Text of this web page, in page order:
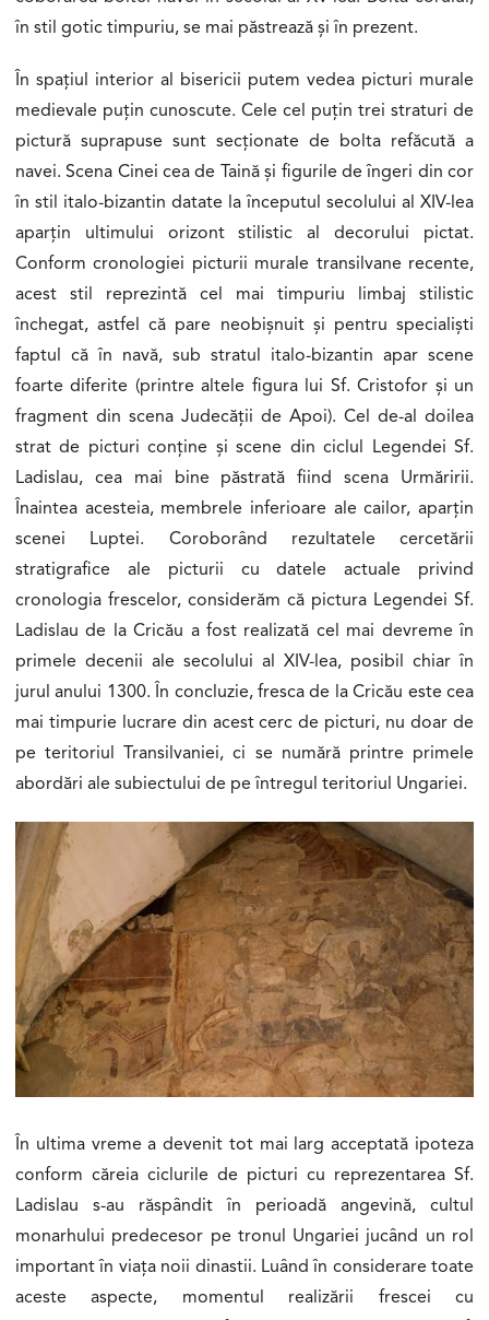
în stil gotic timpuriu, se mai păstrează și în prezent.
În spațiul interior al bisericii putem vedea picturi murale
medievale puțin cunoscute. Cele cel puțin trei straturi de
pictură suprapuse sunt secționate de bolta refăcută a
navei. Scena Cinei cea de Taină și figurile de îngeri din cor
în stil italo-bizantin datate la începutul secolului al XIV-lea
aparțin ultimului orizont stilistic al decorului pictat.
Conform cronologiei picturii murale transilvane recente,
acest stil reprezintă cel mai timpuriu limbaj stilistic
închegat, astfel că pare neobișnuit și pentru specialiști
faptul că în navă, sub stratul italo-bizantin apar scene
foarte diferite (printre altele figura lui Sf. Cristofor și un
fragment din scena Judecății de Apoi). Cel de-al doilea
strat de picturi conține și scene din ciclul Legendei Sf.
Ladislau, cea mai bine păstrată fiind scena Urmăririi.
Înaintea acesteia, membrele inferioare ale cailor, aparțin
scenei Luptei. Coroborând rezultatele cercetării
stratigrafice ale picturii cu datele actuale privind
cronologia frescelor, considerăm că pictura Legendei Sf.
Ladislau de la Cricău a fost realizată cel mai devreme în
primele decenii ale secolului al XIV-lea, posibil chiar în
jurul anului 1300. În concluzie, fresca de la Cricău este cea
mai timpurie lucrare din acest cerc de picturi, nu doar de
pe teritoriul Transilvaniei, ci se numără printre primele
abordări ale subiectului de pe întregul teritoriul Ungariei.
În ultima vreme a devenit tot mai larg acceptată ipoteza
conform căreia ciclurile de picturi cu reprezentarea Sf.
Ladislau s-au răspândit în perioadă angevină, cultul
monarhului predecesor pe tronul Ungariei jucând un rol
important în viața noii dinastii. Luând în considerare toate
aceste aspecte, momentul realizării frescei cu